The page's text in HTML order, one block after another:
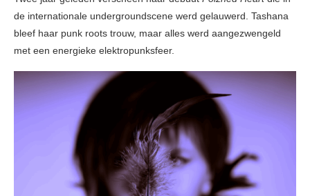
de internationale undergroundscene werd gelauwerd. Tashana
bleef haar punk roots trouw, maar alles werd aangezwengeld
met een energieke elektropunksfeer.